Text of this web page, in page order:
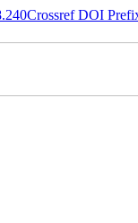
Crossref DOI